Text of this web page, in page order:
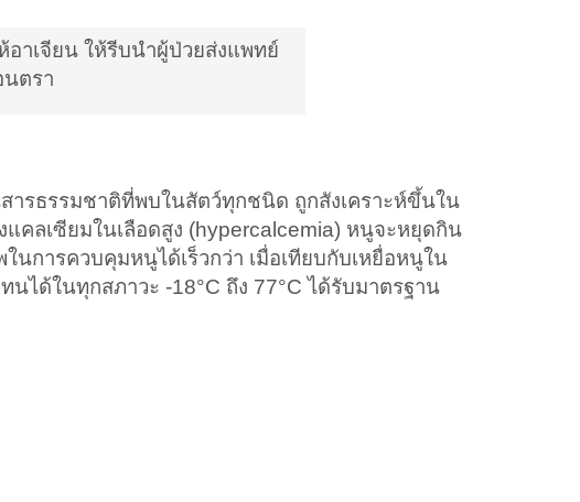
อาเจียน ให้รีบนำผู้ป่วยส่งแพทย์
นตรา
รธรรมชาติที่พบในสัตว์ทุกชนิด ถูกสังเคราะห์ขึ้นใน
คลเซียมในเลือดสูง (hypercalcemia) หนูจะหยุดกิน
การควบคุมหนูได้เร็วกว่า เมื่อเทียบกับเหยื่อหนูใน
ได้ในทุกสภาวะ -18°C ถึง 77°C ได้รับมาตรฐาน